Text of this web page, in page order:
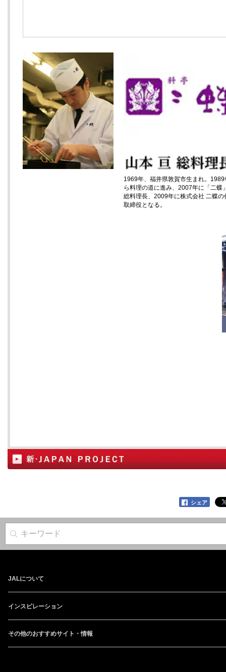
1969年、福井県敦賀市生まれ。1989
ら料理の道に進み、2007年に「二蝶
総料理長、2009年に株式会社 二蝶の
取締役となる。
シェア
サイト内検索
JALについて
インスピレーション
その他のおすすめサイト・情報